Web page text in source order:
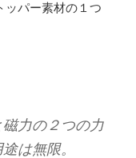
ッパー素材の１つ
力の２つの力
は無限。